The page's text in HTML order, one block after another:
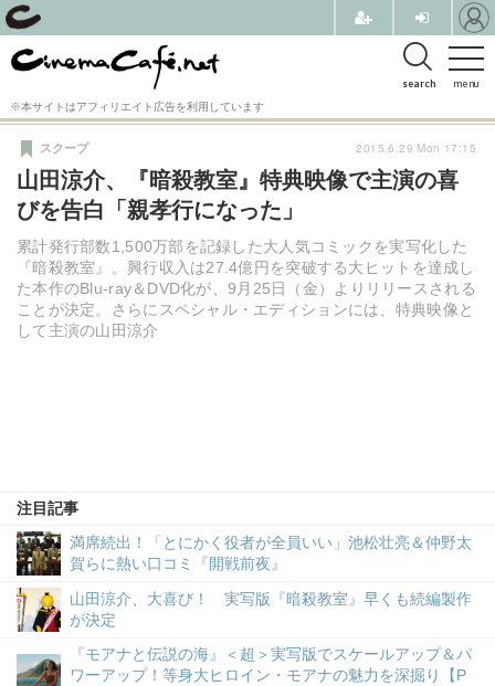
menu
search
※本サイトはアフィリエイト広告を利用しています
山田涼介、『暗殺教室』特典映像で主演の喜
びを告白「親孝行になった」
累計発行部数1,500万部を記録した大人気コミックを実写化した
『暗殺教室』。興行収入は27.4億円を突破する大ヒットを達成し
た本作のBlu-ray＆DVD化が、9月25日（金）よりリリースされる
ことが決定。さらにスペシャル・エディションには、特典映像と
して主演の山田涼介
スクープ
注目記事
満席続出！「とにかく役者が全員いい」池松壮亮＆仲野太
賀らに熱い口コミ『開戦前夜』
山田涼介、大喜び！ 実写版『暗殺教室』早くも続編製作
が決定
『モアナと伝説の海』＜超＞実写版でスケールアップ＆パ
ワーアップ！等身大ヒロイン・モアナの魅力を深掘り【P
2015.6.29 Mon 17:15